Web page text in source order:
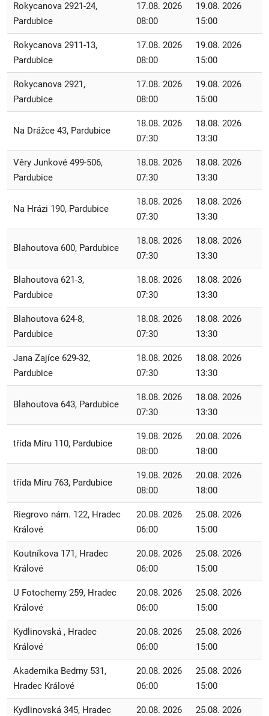
Rokycanova 2921-24,
Pardubice
17.08. 2026
08:00
19.08. 2026
15:00
Rokycanova 2911-13,
Pardubice
17.08. 2026
08:00
19.08. 2026
15:00
Rokycanova 2921,
Pardubice
17.08. 2026
08:00
19.08. 2026
15:00
Na Drážce 43, Pardubice
18.08. 2026
07:30
18.08. 2026
13:30
Věry Junkové 499-506,
Pardubice
18.08. 2026
07:30
18.08. 2026
13:30
Na Hrázi 190, Pardubice
18.08. 2026
07:30
18.08. 2026
13:30
Blahoutova 600, Pardubice
18.08. 2026
07:30
18.08. 2026
13:30
Blahoutova 621-3,
Pardubice
18.08. 2026
07:30
18.08. 2026
13:30
Blahoutova 624-8,
Pardubice
18.08. 2026
07:30
18.08. 2026
13:30
Jana Zajíce 629-32,
Pardubice
18.08. 2026
07:30
18.08. 2026
13:30
Blahoutova 643, Pardubice
18.08. 2026
07:30
18.08. 2026
13:30
třída Míru 110, Pardubice
19.08. 2026
08:00
20.08. 2026
18:00
třída Míru 763, Pardubice
19.08. 2026
08:00
20.08. 2026
18:00
Riegrovo nám. 122, Hradec
Králové
20.08. 2026
06:00
25.08. 2026
15:00
Koutníkova 171, Hradec
Králové
20.08. 2026
06:00
25.08. 2026
15:00
U Fotochemy 259, Hradec
Králové
20.08. 2026
06:00
25.08. 2026
15:00
Kydlinovská , Hradec
Králové
20.08. 2026
06:00
25.08. 2026
15:00
Akademika Bedrny 531,
Hradec Králové
20.08. 2026
06:00
25.08. 2026
15:00
Kydlinovská 345, Hradec
20.08. 2026
25.08. 2026